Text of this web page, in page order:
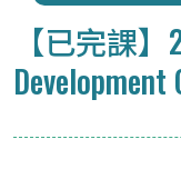
【已完課】